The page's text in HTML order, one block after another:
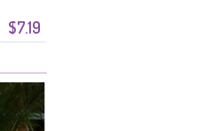
$7.19